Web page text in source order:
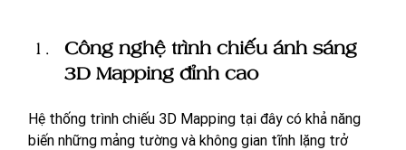
Công nghệ trình chiếu ánh sáng
3D Mapping đỉnh cao
Hệ thống trình chiếu 3D Mapping tại đây có khả năng
biến những mảng tường và không gian tĩnh lặng trở